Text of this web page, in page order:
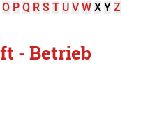
O P Q R S T U V W X Y Z
- Betrieb